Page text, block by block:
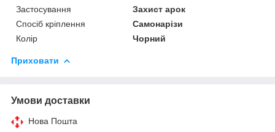
Застосування
Захист арок
Спосіб кріплення
Самонарізи
Колір
Чорний
Приховати
Умови доставки
Нова Пошта